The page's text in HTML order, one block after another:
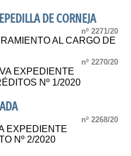
DE CORNEJA
nº 2271/20
AL CARGO DE
nº 2270/20
EXPEDIENTE
Nº 1/2020
nº 2268/20
EXPEDIENTE
Nº 2/2020